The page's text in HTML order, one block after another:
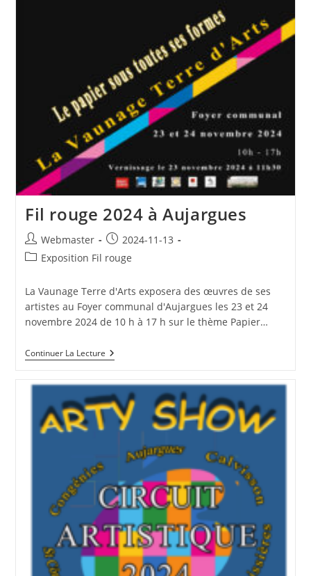
Fil rouge 2024 à Aujargues
Auteur/autrice
de
Webmaster
Publication
publiée :
2024-11-13
PostExposition Fil rouge
La Vaunage Terre d'Arts exposera des œuvres de ses
artistes au Foyer communal d'Aujargues les 23 et 24
novembre 2024 de 10 h à 17 h sur le thème Papier…
Continuer La LectureFil
Rouge
À
Aujargues